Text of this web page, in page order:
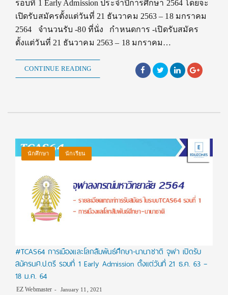
รอบที่ 1 Early Admission ประจำปีการศึกษา 2564 โดยจะ
เปิดรับสมัครตั้งแต่วันที่ 21 ธันวาคม 2563 – 18 มกราคม
2564 จำนวนรับ -80 ที่นั่ง กำหนดการ -เปิดรับสมัคร
ตั้งแต่วันที่ 21 ธันวาคม 2563 – 18 มกราคม…
CONTINUE READING
นักศึกษา นักเรียน
#TCAS64 การเมืองและโลกสัมพันธ์ศึกษา-นานาชาติ จุฬา เปิดรับ
สมัครนศ.ป.ตรี รอบที่ 1 Early Admission ตั้งแต่วันที่ 21 ธ.ค. 63 –
18 ม.ค. 64
EZ Webmaster January 11, 2021